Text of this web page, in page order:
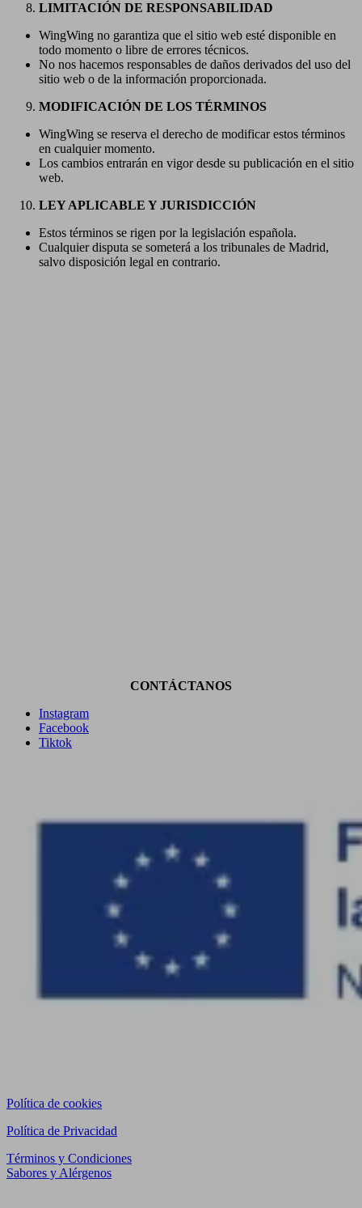
LIMITACIÓN DE RESPONSABILIDAD
WingWing no garantiza que el sitio web esté disponible en
todo momento o libre de errores técnicos.
No nos hacemos responsables de daños derivados del uso del
sitio web o de la información proporcionada.
MODIFICACIÓN DE LOS TÉRMINOS
WingWing se reserva el derecho de modificar estos términos
en cualquier momento.
Los cambios entrarán en vigor desde su publicación en el sitio
web.
LEY APLICABLE Y JURISDICCIÓN
Estos términos se rigen por la legislación española.
Cualquier disputa se someterá a los tribunales de Madrid,
salvo disposición legal en contrario.
CONTÁCTANOS
Instagram
Facebook
Tiktok
Política de cookies
Política de Privacidad
Términos y Condiciones
Sabores y Alérgenos